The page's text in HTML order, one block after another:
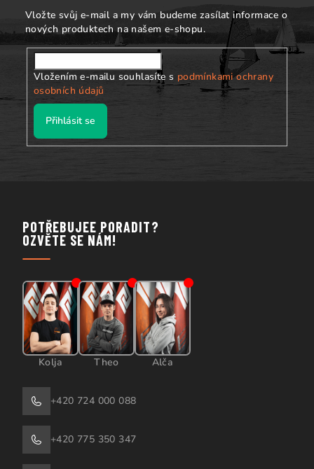
Vložte svůj e-mail a my vám budeme zasílat informace o
nových produktech na našem e-shopu.
Vložením e-mailu souhlasíte s podmínkami ochrany
osobních údajů
Přihlásit se
POTŘEBUJEE PORADIT?
OZVĚTE SE NÁM!
Kolja Theo Alča
+420 724 000 088
+420 775 350 347